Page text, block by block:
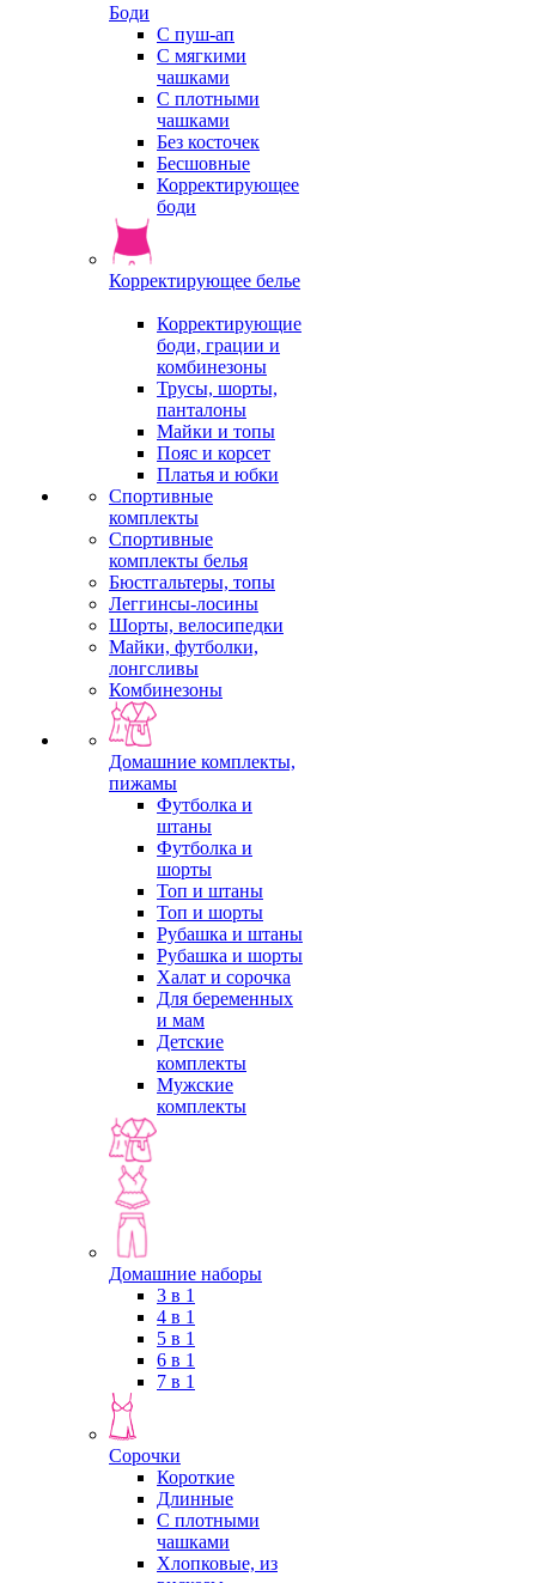
Боди
С пуш-ап
С мягкими
чашками
С плотными
чашками
Без косточек
Бесшовные
Корректирующее
боди
Корректирующее белье
Корректирующие
боди, грации и
комбинезоны
Трусы, шорты,
панталоны
Майки и топы
Пояс и корсет
Платья и юбки
Спортивные
комплекты
Спортивные
комплекты белья
Бюстгальтеры, топы
Леггинсы-лосины
Шорты, велосипедки
Майки, футболки,
лонгсливы
Комбинезоны
Домашние комплекты,
пижамы
Футболка и
штаны
Футболка и
шорты
Топ и штаны
Топ и шорты
Рубашка и штаны
Рубашка и шорты
Халат и сорочка
Для беременных
и мам
Детские
комплекты
Мужские
комплекты
Домашние наборы
3 в 1
4 в 1
5 в 1
6 в 1
7 в 1
Сорочки
Короткие
Длинные
С плотными
чашками
Хлопковые, из